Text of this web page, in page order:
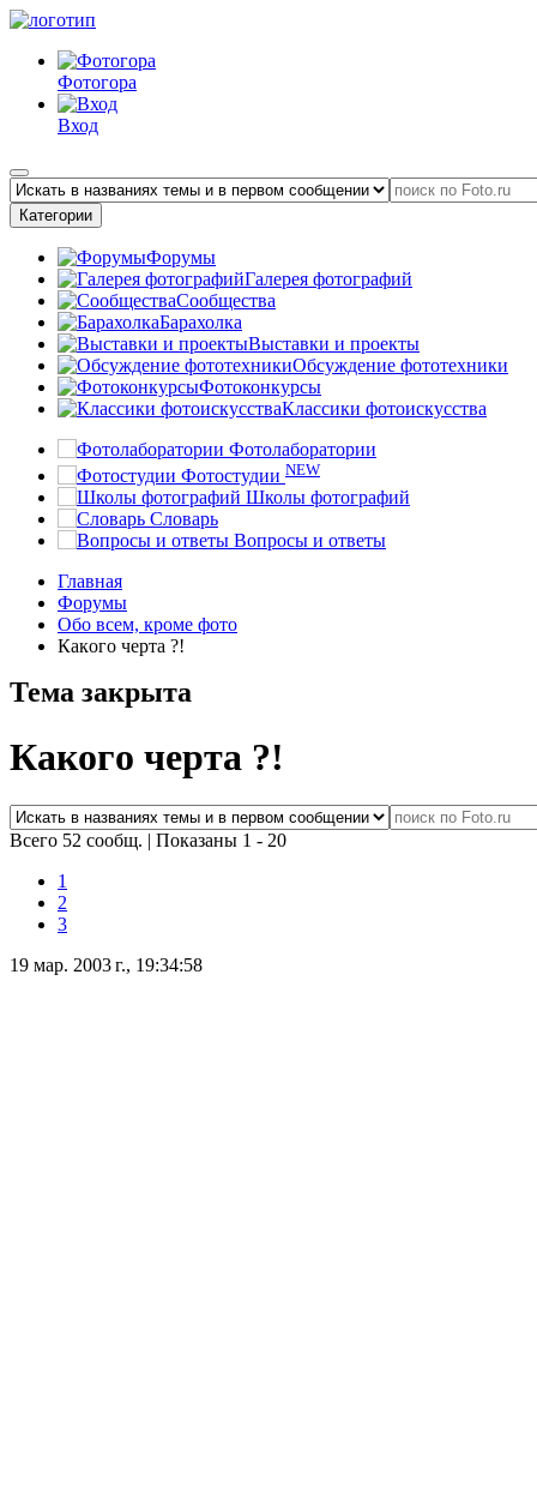
Фотогора
Вход
Категории
Форумы
Галерея фотографий
Сообщества
Барахолка
Выставки и проекты
Обсуждение фототехники
Фотоконкурсы
Классики фотоискусства
Фотолаборатории
Фотостудии NEW
Школы фотографий
Словарь
Вопросы и ответы
Главная
Форумы
Обо всем, кроме фото
Кaкoгo чертa ?!
Тема закрыта
Кaкoгo чертa ?!
Всего 52 сообщ. | Показаны 1 - 20
1
2
3
19 мар. 2003 г., 19:34:58